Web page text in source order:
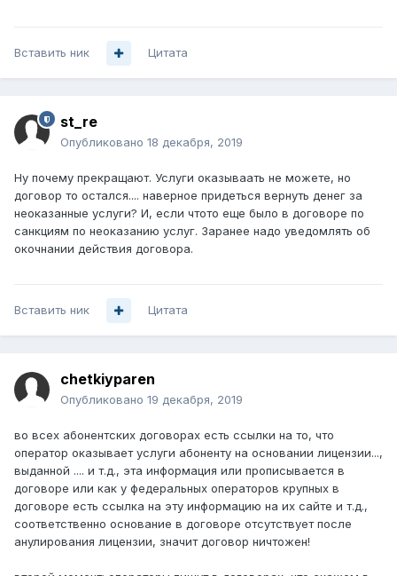
Вставить ник Цитата
st_re
Опубликовано 18 декабря, 2019
Ну почему прекращают. Услуги оказываать не можете, но
договор то остался.... наверное придеться вернуть денег за
неоказанные услуги? И, если чтото еще было в договоре по
санкциям по неоказанию услуг. Заранее надо уведомлять об
окочнании действия договора.
Вставить ник Цитата
chetkiyparen
Опубликовано 19 декабря, 2019
во всех абонентских договорах есть ссылки на то, что
оператор оказывает услуги абоненту на основании лицензии...,
выданной .... и т.д., эта информация или прописывается в
договоре или как у федеральных операторов крупных в
договоре есть ссылка на эту информацию на их сайте и т.д.,
соответственно основание в договоре отсутствует после
анулирования лицензии, значит договор ничтожен!